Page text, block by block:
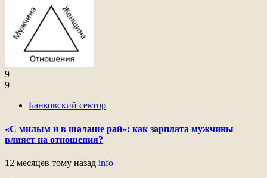
9
9
Банковский сектор
«С милым и в шалаше рай»: как зарплата мужчины
влияет на отношения?
12 месяцев тому назад info